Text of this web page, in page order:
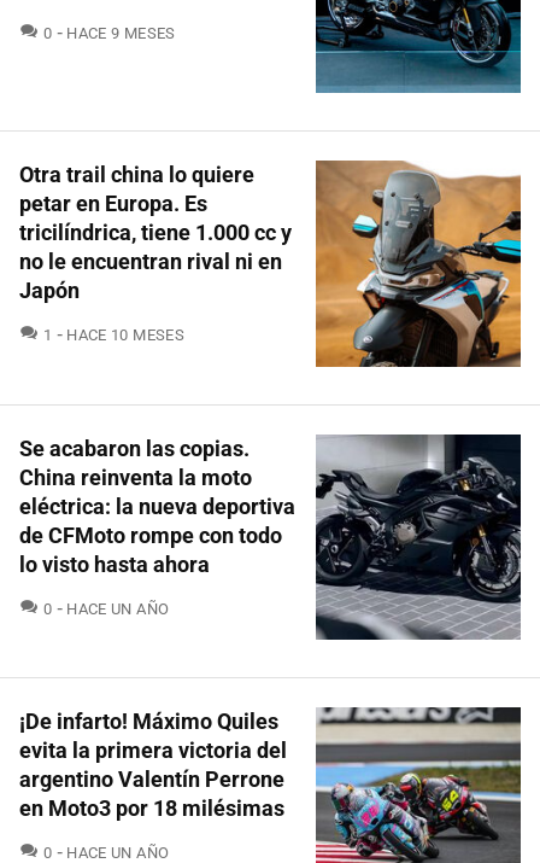
0 COMENTARIOS
HACE 9 MESES
Otra trail china lo quiere
petar en Europa. Es
tricilíndrica, tiene 1.000 cc y
no le encuentran rival ni en
Japón
1 COMENTARIOS
HACE 10 MESES
Se acabaron las copias.
China reinventa la moto
eléctrica: la nueva deportiva
de CFMoto rompe con todo
lo visto hasta ahora
0 COMENTARIOS
HACE UN AÑO
¡De infarto! Máximo Quiles
evita la primera victoria del
argentino Valentín Perrone
en Moto3 por 18 milésimas
0 COMENTARIOS
HACE UN AÑO